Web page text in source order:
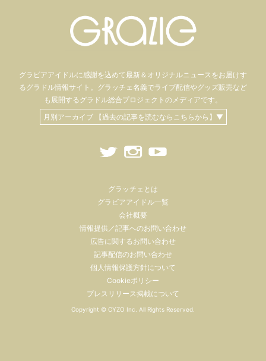
グラビアアイドルに感謝を込めて最新＆オリジナルニュースをお届けす
るグラドル情報サイト。 グラッチェ名義でライブ配信やグッズ販売など
も 展開するグラドル総合プロジェクトのメディアです。
月別アーカイブ 【過去の記事を読むならこちらから】▼
グラッチェとは
グラビアアイドル一覧
会社概要
情報提供／記事へのお問い合わせ
広告に関するお問い合わせ
記事配信のお問い合わせ
個人情報保護方針について
Cookieポリシー
プレスリリース掲載について
Copyright © CYZO Inc. All Rights Reserved.